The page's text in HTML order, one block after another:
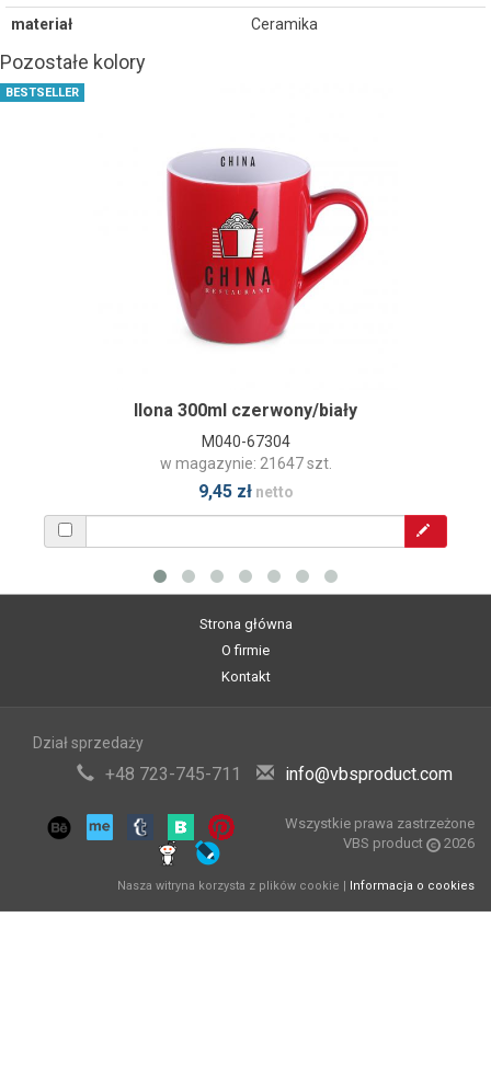
materiał
Ceramika
Pozostałe kolory
BESTSELLER
Ilona 300ml czerwony/biały
M040-67304
w magazynie: 21647 szt.
9,45 złnetto
Strona główna
O firmie
Kontakt
Dział sprzedaży
+48 723-745-711 info@vbsproduct.com
Wszystkie prawa zastrzeżone
VBS product
2026
Nasza witryna korzysta z plików cookie | Informacja o cookies